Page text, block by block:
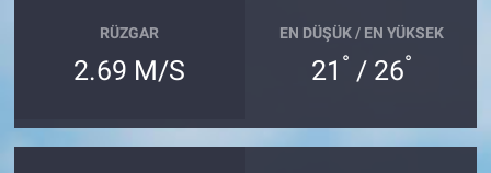
RÜZGAR
2.69 M/S
EN DÜŞÜK / EN YÜKSEK
21 ° / 26°